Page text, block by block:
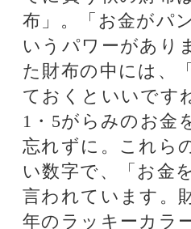
まり住まいはもちろん、洋
物、遊びやギャンブル、ま
係や考え方を整え、運気を
変えていこうというもので
コパの風水は楽しんで実行
が大切です。自然から受け
を、自分の知っている範囲
合わないからといって受け
のでは幸運はやってきませ
んで実行して、みなさん幸
ましょう。
★当たると評判のDr.コパ先